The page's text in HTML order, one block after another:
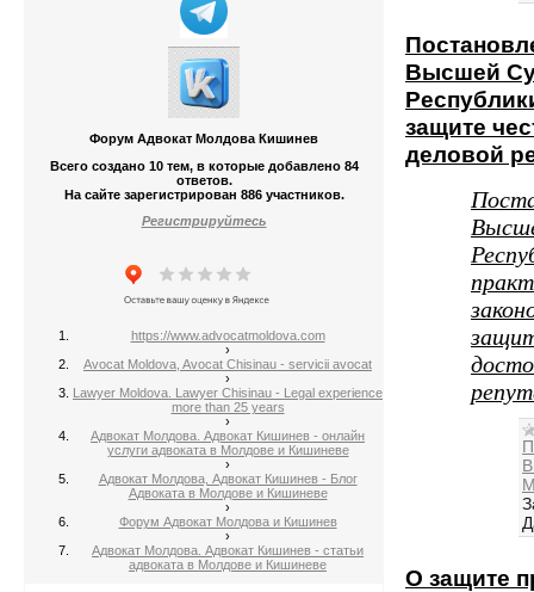
Форум Адвокат Молдова Кишинев
Всего создано 10 тем, в которые добавлено 84
ответов.
На сайте зарегистрирован 886 участников.
Регистрируйтесь
https://www.advocatmoldova.com
›
Avocat Moldova, Avocat Chisinau - servicii avocat
›
Lawyer Moldova. Lawyer Chisinau - Legal experience
more than 25 years
›
Адвокат Молдова. Адвокат Кишинев - онлайн
услуги адвоката в Молдове и Кишиневе
›
Адвокат Молдова, Адвокат Кишинев - Блог
Адвоката в Молдове и Кишиневе
›
Форум Адвокат Молдова и Кишинев
›
Адвокат Молдова. Адвокат Кишинев - статьи
адвоката в Молдове и Кишиневе
Высшей
защите
деловой
О защите